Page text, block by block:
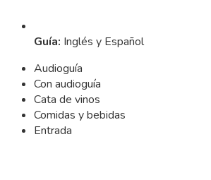
Guía: Inglés y Español
Audioguía
Con audioguía
Cata de vinos
Comidas y bebidas
Entrada